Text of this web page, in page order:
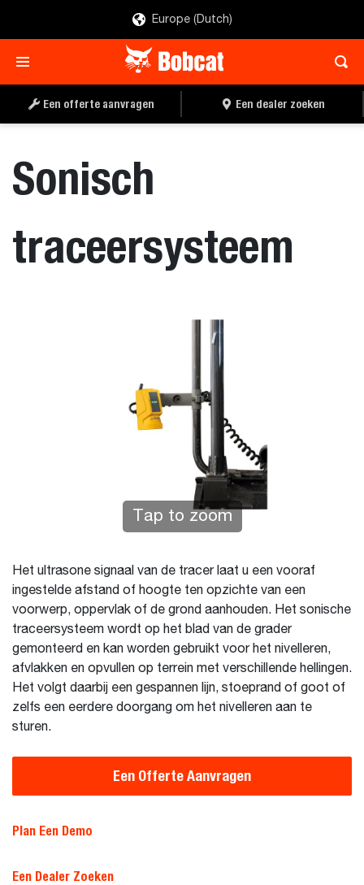
Europe (Dutch)
Een offerte aanvragen Een dealer zoeken
Sonisch
traceersysteem
Tap to zoom
Het ultrasone signaal van de tracer laat u een vooraf
ingestelde afstand of hoogte ten opzichte van een
voorwerp, oppervlak of de grond aanhouden. Het sonische
traceersysteem wordt op het blad van de grader
gemonteerd en kan worden gebruikt voor het nivelleren,
afvlakken en opvullen op terrein met verschillende hellingen.
Het volgt daarbij een gespannen lijn, stoeprand of goot of
zelfs een eerdere doorgang om het nivelleren aan te
sturen.
Een Offerte Aanvragen
Plan Een Demo
Een Dealer Zoeken
EEN DEALER ZOEKEN